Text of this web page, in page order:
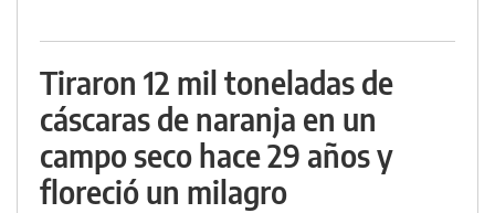
Tiraron 12 mil toneladas de
cáscaras de naranja en un
campo seco hace 29 años y
floreció un milagro